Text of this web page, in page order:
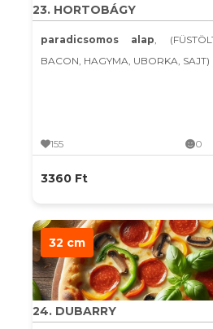
23. HORTOBÁGY
paradicsomos alap,
BACON, HAGYMA, UBORKA, SAJT)
155 0
3360 Ft
32 cm
24. DUBARRY